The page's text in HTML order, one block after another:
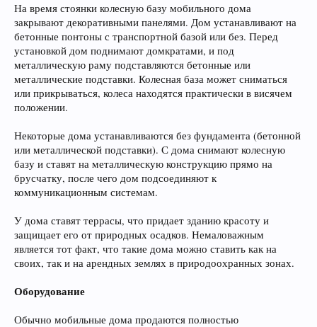
На время стоянки колесную базу мобильного дома
закрывают декоративными панелями. Дом устанавливают на
бетонные понтоны с транспортной базой или без. Перед
установкой дом поднимают домкратами, и под
металлическую раму подставляются бетонные или
металлические подставки. Колесная база может сниматься
или прикрываться, колеса находятся практически в висячем
положении.
Некоторые дома устанавливаются без фундамента (бетонной
или металлической подставки). С дома снимают колесную
базу и ставят на металлическую конструкцию прямо на
брусчатку, после чего дом подсоединяют к
коммуникационным системам.
У дома ставят террасы, что придает зданию красоту и
защищает его от природных осадков. Немаловажным
является тот факт, что такие дома можно ставить как на
своих, так и на арендных землях в природоохранных зонах.
Оборудование
Обычно мобильные дома продаются полностью